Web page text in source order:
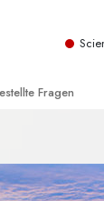
Fragen
einer Scientology